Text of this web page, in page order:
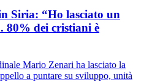
Siria: “Ho lasciato un
80% dei cristiani è
Mario Zenari ha lasciato la
a puntare su sviluppo, unità